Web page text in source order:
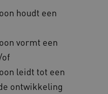
houdt een
vormt een
leidt tot een
ontwikkeling
Inc.
a594.kennispleingehandicaptensector.nl